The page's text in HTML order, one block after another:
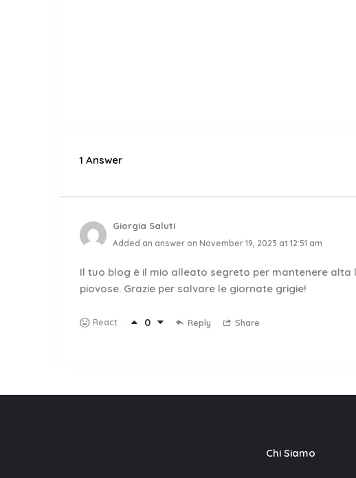
1 Answer
Giorgia Saluti
Added an answer on November 19, 2023 at 12:51 am
Il tuo blog è il mio alleato segreto per mantenere alta
piovose. Grazie per salvare le giornate grigie!
React 0 Reply Share
Chi Siamo